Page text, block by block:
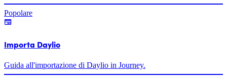
Popolare
Importa Daylio
Guida all'importazione di Daylio in Journey.